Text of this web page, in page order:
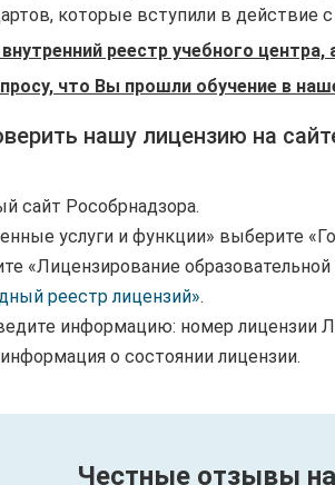
которые вступили в действие с
реестр учебного
что Вы прошли обучение в
нашу лицензию на
сайт Рособрнадзора.
услуги и функции» выберите
«Лицензирование образовательной
реестр лицензий».
информацию: номер лицензии
о состоянии лицензии.
Честные отзывы